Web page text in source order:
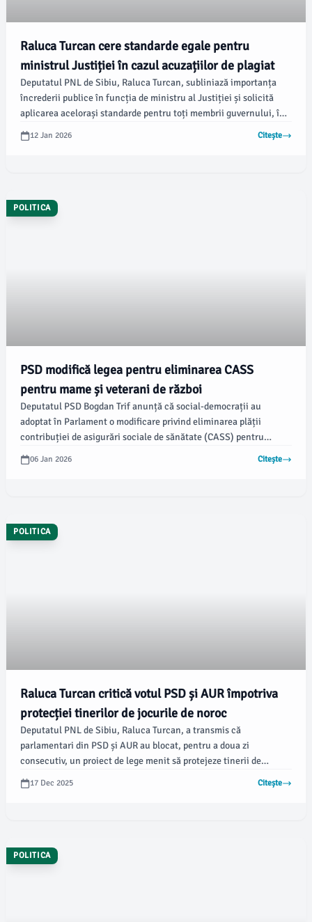
Raluca Turcan cere standarde egale pentru
ministrul Justiției în cazul acuzațiilor de plagiat
Deputatul PNL de Sibiu, Raluca Turcan, subliniază importanța
încrederii publice în funcția de ministru al Justiției și solicită
aplicarea acelorași standarde pentru toți membrii guvernului, în
contextul acuzațiilor de plagiat aduse ministrului susținut de
PSD. Ea critică apărarea exclusivă a ministrului Radu Marinescu
12 Jan 2026 Citește
POLITICA
PSD modifică legea pentru eliminarea CASS
pentru mame și veterani de război
Deputatul PSD Bogdan Trif anunță că social-democrații au
adoptat în Parlament o modificare privind eliminarea plății
contribuției de asigurări sociale de sănătate (CASS) pentru
anumite categorii sociale. Legea a fost trecută de Senat prin
aprobare tacită, iar acum PSD caută o majoritate în Camera
06 Jan 2026 Citește
POLITICA
Raluca Turcan critică votul PSD și AUR împotriva
protecției tinerilor de jocurile de noroc
Deputatul PNL de Sibiu, Raluca Turcan, a transmis că
parlamentari din PSD și AUR au blocat, pentru a doua zi
consecutiv, un proiect de lege menit să protejeze tinerii de
riscurile industriei jocurilor de noroc. În opinia sa, aceste voturi
favorizează mai mult profiturile caselor de pariuri decât siguranța
17 Dec 2025 Citește
POLITICA